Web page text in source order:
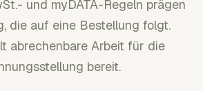
und myDATA-Regeln prägen
die auf eine Bestellung folgt.
abrechenbare Arbeit für die
bereit.